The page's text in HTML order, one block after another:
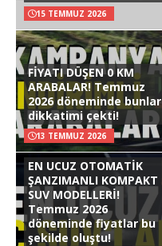
15 TEMMUZ 2026
FİYATI DÜŞEN 0 KM
ARABALAR! Temmuz
2026 döneminde bunlar
dikkatimi çekti!
13 TEMMUZ 2026
EN UCUZ OTOMATİK
ŞANZIMANLI KOMPAKT
SUV MODELLERİ!
Temmuz 2026
döneminde fiyatlar bu
şekilde oluştu!